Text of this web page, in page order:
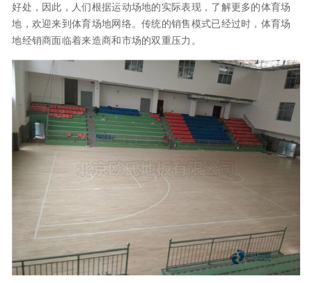
好处，因此，人们根据运动场地的实际表现，了解更多的体育场
地，欢迎来到体育场地网络。传统的销售模式已经过时，体育场
地经销商面临着来造商和市场的双重压力。